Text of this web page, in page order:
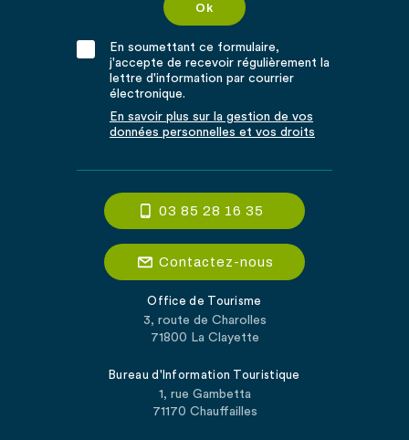
En soumettant ce formulaire,
j'accepte de recevoir régulièrement la
lettre d'information par courrier
électronique.
En savoir plus sur la gestion de vos
données personnelles et vos droits
03 85 28 16 35
Contactez-nous
Office de Tourisme
3, route de Charolles
71800 La Clayette
Bureau d'Information Touristique
1, rue Gambetta
71170 Chauffailles